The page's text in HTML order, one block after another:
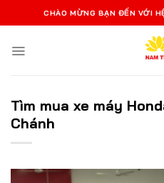
qua
dung
CHÀO MỪNG BẠN ĐẾN VỚI
Tìm mua xe máy
Chánh